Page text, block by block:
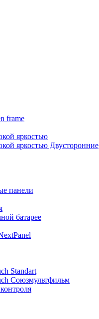
frame
яркостью
яркостью Двусторонние
панели
батарее
Standart
Союзмультфильм